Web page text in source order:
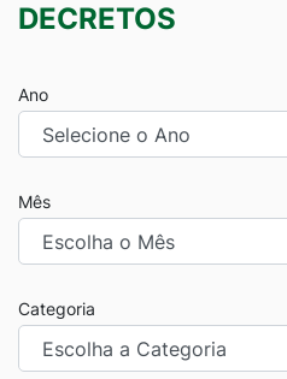
DECRETOS
Ano
Mês
Categoria